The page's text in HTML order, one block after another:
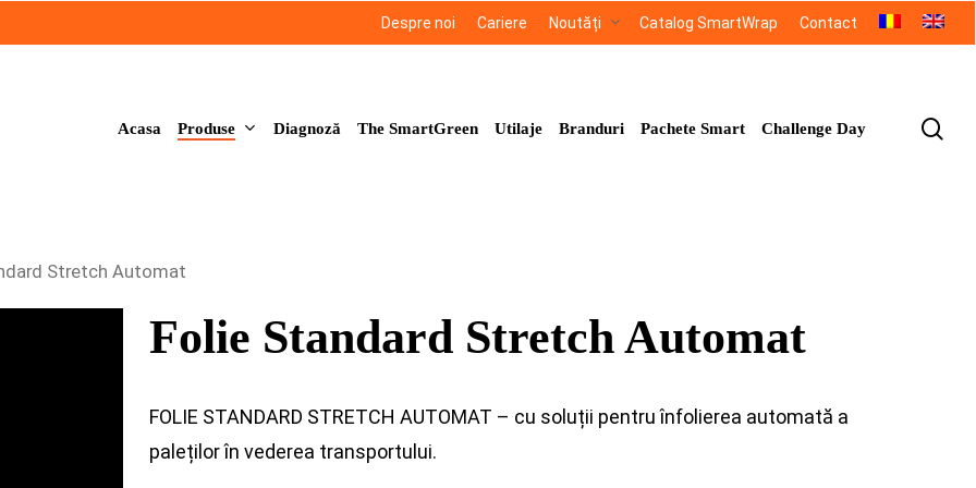
Despre noi Cariere Noutăți Catalog SmartWrap Contact
Acasa Produse Diagnoză The SmartGreen Utilaje Branduri Pachete Smart Challenge Day
Stretch Automat
Folie Standard Stretch Automat
FOLIE STANDARD STRETCH AUTOMAT – cu soluții pentru înfolierea automată a
paleților în vederea transportului.